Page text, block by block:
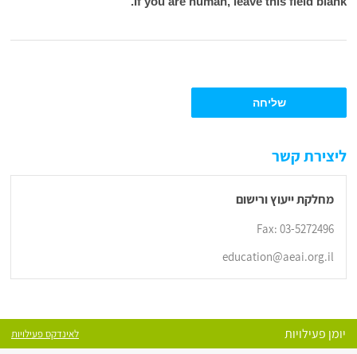
שליחה
ליצירת קשר
מחלקת ייעוץ ורישום
Fax: 03-5272496
education@aeai.org.il
יומן פעילויות לאינדקס פעילויות